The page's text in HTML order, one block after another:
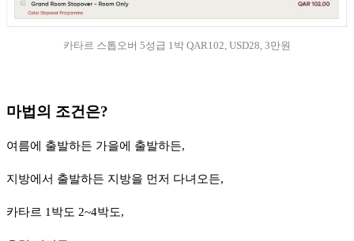
카타르 스톱오버 5성급 1박 QAR102, USD28, 3만원
마법의 조건은?
여름에 출발하든 가을에 출발하든,
지방에서 출발하든 지방을 먼저 다녀오든,
카타르 1박도 2~4박도,